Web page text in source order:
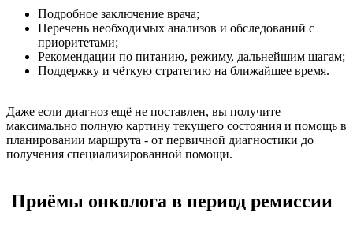
Подробное заключение врача;
Перечень необходимых анализов и обследований с
приоритетами;
Рекомендации по питанию, режиму, дальнейшим шагам;
Поддержку и чёткую стратегию на ближайшее время.
Даже если диагноз ещё не поставлен, вы получите
максимально полную картину текущего состояния и помощь в
планировании маршрута - от первичной диагностики до
получения специализированной помощи.
Приёмы онколога в период ремиссии